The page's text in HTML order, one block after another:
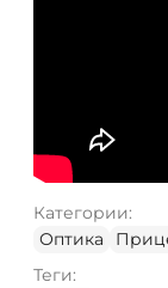
Категории:
Оптика
Теги: